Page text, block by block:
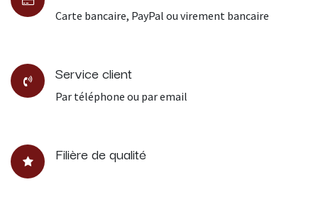
Carte bancaire, PayPal ou virement bancaire
Service client
Par téléphone ou par email
Filière de qualité